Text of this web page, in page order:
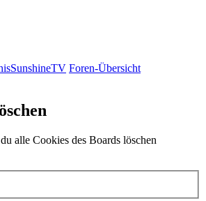
Foren-Übersicht
alle Cookies des Boards löschen